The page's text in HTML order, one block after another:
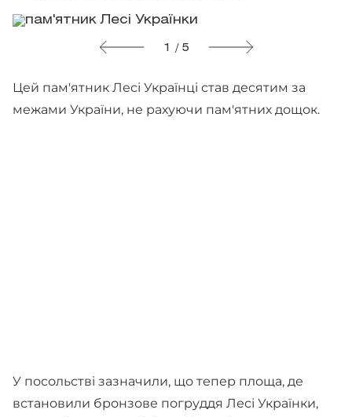
1 / 5
Цей пам'ятник Лесі Українці став десятим за
межами України, не рахуючи пам'ятних дощок.
У посольстві зазначили, що тепер площа, де
встановили бронзове погруддя Лесі Українки,